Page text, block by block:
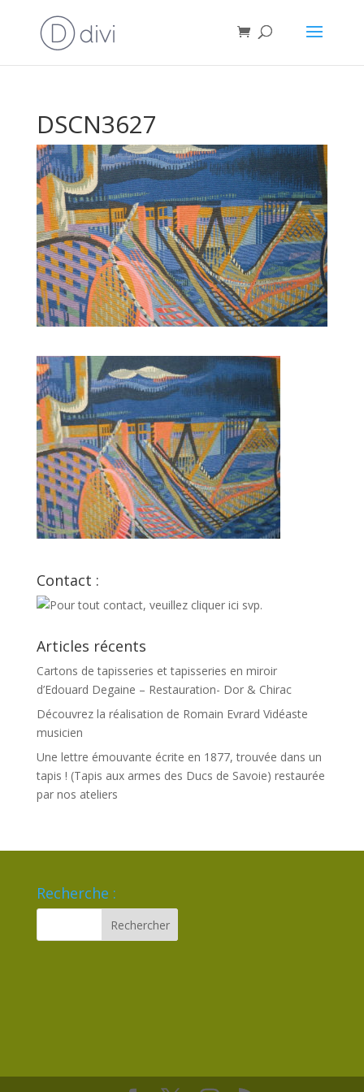
DSCN3627
Contact :
Articles récents
Cartons de tapisseries et tapisseries en miroir
d’Edouard Degaine – Restauration- Dor & Chirac
Découvrez la réalisation de Romain Evrard Vidéaste
musicien
Une lettre émouvante écrite en 1877, trouvée dans un
tapis ! (Tapis aux armes des Ducs de Savoie) restaurée
par nos ateliers
Recherche :